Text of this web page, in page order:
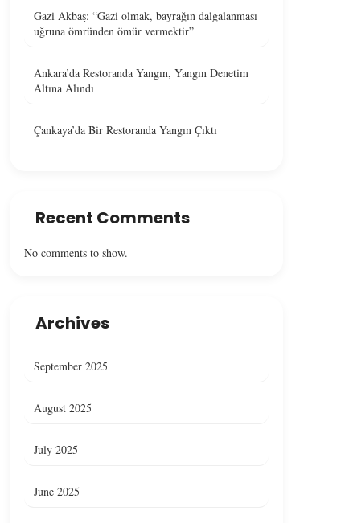
Yangın Denetim Altına Alındı
Gazi Akbaş: “Gazi olmak, bayrağın dalgalanması
uğruna ömründen ömür vermektir”
Ankara’da Restoranda Yangın, Yangın Denetim
Altına Alındı
Çankaya’da Bir Restoranda Yangın Çıktı
Recent Comments
No comments to show.
Archives
September 2025
August 2025
July 2025
June 2025